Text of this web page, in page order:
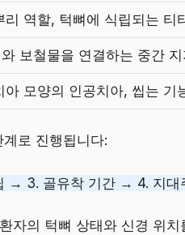
리 역할, 턱뼈에 식립되는 티
보철물을 연결하는 중간 지
아 모양의 인공치아, 씹는 기
로 진행됩니다:
→ 3. 골유착 기간 → 4. 지
자의 턱뼈 상태와 신경 위